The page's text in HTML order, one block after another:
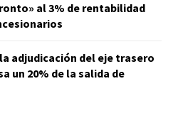
al 3% de rentabilidad
adjudicación del eje trasero
un 20% de la salida de